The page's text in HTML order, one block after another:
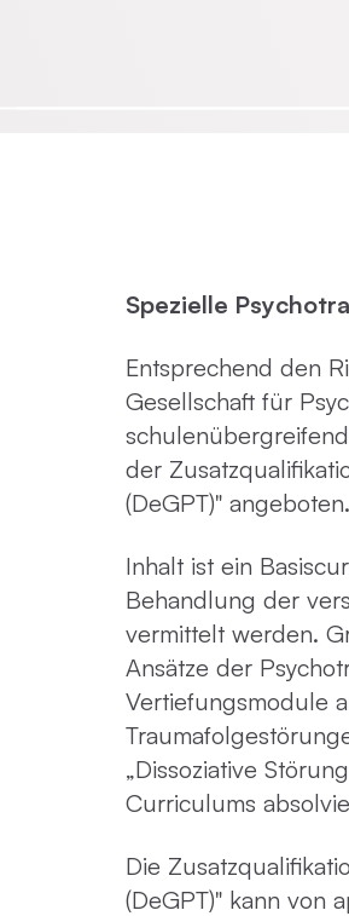
Spezielle
Entsprechend den
Gesellschaft für
der
(DeGPT)" angeboten.
Inhalt ist ein
Behandlung der
vermittelt werden.
Ansätze der
Vertiefungsmodule
„Dissoziative
Curriculums
Die
(DeGPT)" kann von